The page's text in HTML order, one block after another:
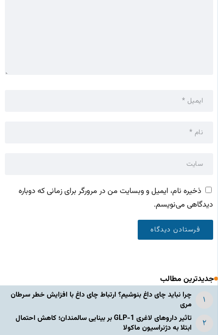
ذخیره نام، ایمیل و وبسایت من در مرورگر برای زمانی که دوباره
دیدگاهی می‌نویسم.
جدیدترین مطالب
چرا نباید چای داغ بنوشیم؟ ارتباط چای داغ با افزایش خطر سرطان
مری
تاثیر داروهای لاغری GLP-1 بر بینایی سالمندان؛ کاهش احتمال
ابتلا به دژنراسیون ماکولا